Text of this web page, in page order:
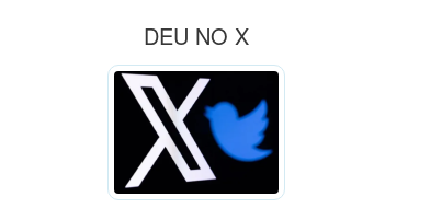
DEU NO X